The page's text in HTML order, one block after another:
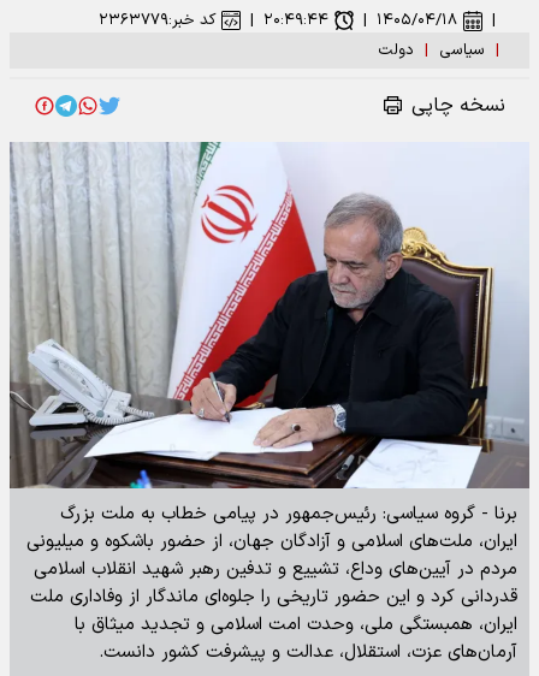
| سیاسی | دولت
| ۱۴۰۵/۰۴/۱۸ | ۲۰:۴۹:۴۴ | کد خبر:۲۳۶۳۷۷۹
نسخه چاپی
برنا - گروه سیاسی: رئیس‌جمهور در پیامی خطاب به ملت بزرگ
ایران، ملت‌های اسلامی و آزادگان جهان، از حضور باشکوه و میلیونی
مردم در آیین‌های وداع، تشییع و تدفین رهبر شهید انقلاب اسلامی
قدردانی کرد و این حضور تاریخی را جلوه‌ای ماندگار از وفاداری ملت
ایران، همبستگی ملی، وحدت امت اسلامی و تجدید میثاق با
آرمان‌های عزت، استقلال، عدالت و پیشرفت کشور دانست.